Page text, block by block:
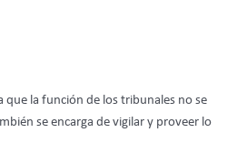
que la función de los tribunales no se
se encarga de vigilar y proveer lo